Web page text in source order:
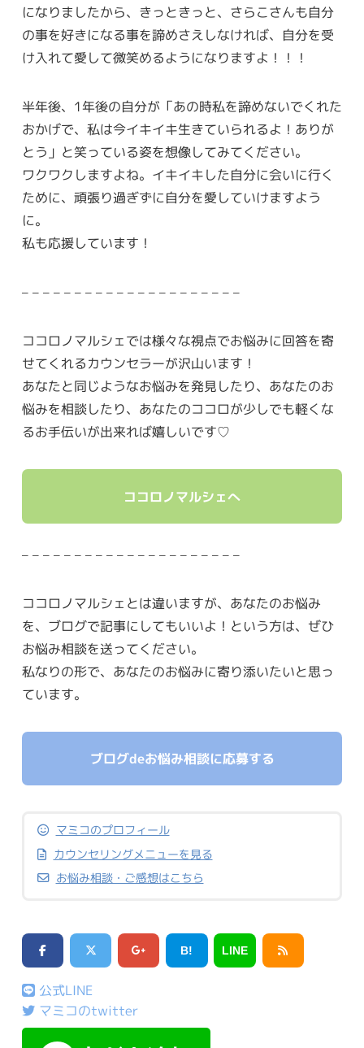
になりましたから、きっときっと、さらこさんも自分
の事を好きになる事を諦めさえしなければ、自分を受
け入れて愛して微笑めるようになりますよ！！！
半年後、1年後の自分が「あの時私を諦めないでくれた
おかげで、私は今イキイキ生きていられるよ！ありが
とう」と笑っている姿を想像してみてください。
ワクワクしますよね。イキイキした自分に会いに行く
ために、頑張り過ぎずに自分を愛していけますよう
に。
私も応援しています！
– – – – – – – – – – – – – – – – – – – – –
ココロノマルシェでは様々な視点でお悩みに回答を寄
せてくれるカウンセラーが沢山います！
あなたと同じようなお悩みを発見したり、あなたのお
悩みを相談したり、あなたのココロが少しでも軽くな
るお手伝いが出来れば嬉しいです♡
ココロノマルシェへ
– – – – – – – – – – – – – – – – – – – – –
ココロノマルシェとは違いますが、あなたのお悩み
を、ブログで記事にしてもいいよ！という方は、ぜひ
お悩み相談を送ってください。
私なりの形で、あなたのお悩みに寄り添いたいと思っ
ています。
ブログdeお悩み相談に応募する
マミコのプロフィール
カウンセリングメニューを見る
お悩み相談・ご感想はこちら
B! LINE
公式LINE
マミコのtwitter